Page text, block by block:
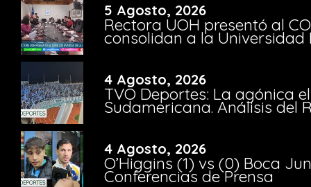
5 Agosto, 2026
Rectora UOH presentó al
consolidan a la Universidad
4 Agosto, 2026
TVO Deportes: La agónica
Sudamericana. Análisis del
4 Agosto, 2026
O’Higgins (1) vs (0) Boca
Conferencias de Prensa